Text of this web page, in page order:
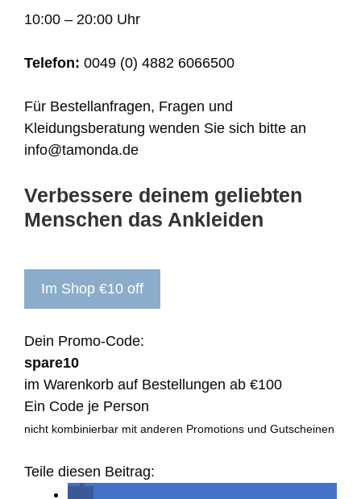
10:00 – 20:00 Uhr
Telefon: 0049 (0) 4882 6066500
Für Bestellanfragen, Fragen und
Kleidungsberatung wenden Sie sich bitte an
info@tamonda.de
Verbessere deinem geliebten
Menschen das Ankleiden
Im Shop €10 off
Dein Promo-Code:
spare10
im Warenkorb auf Bestellungen ab €100
Ein Code je Person
nicht kombinierbar mit anderen Promotions und Gutscheinen
Teile diesen Beitrag: